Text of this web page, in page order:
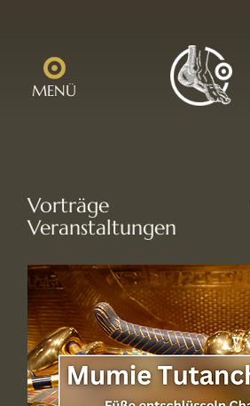
MENÜ
Vorträge
Veranstaltungen